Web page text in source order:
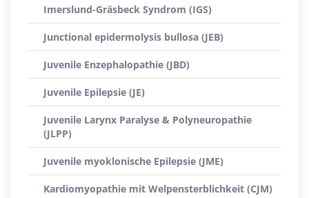
Imerslund-Gräsbeck Syndrom (IGS)
Junctional epidermolysis bullosa (JEB)
Juvenile Enzephalopathie (JBD)
Juvenile Epilepsie (JE)
Juvenile Larynx Paralyse & Polyneuropathie
(JLPP)
Juvenile myoklonische Epilepsie (JME)
Kardiomyopathie mit Welpensterblichkeit (CJM)